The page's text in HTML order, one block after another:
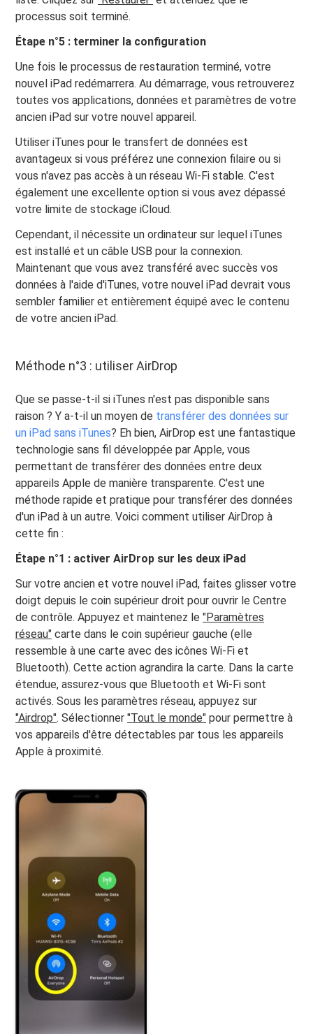
processus soit terminé.
Étape n°5 : terminer la configuration
Une fois le processus de restauration terminé, votre
nouvel iPad redémarrera. Au démarrage, vous retrouverez
toutes vos applications, données et paramètres de votre
ancien iPad sur votre nouvel appareil.
Utiliser iTunes pour le transfert de données est
avantageux si vous préférez une connexion filaire ou si
vous n'avez pas accès à un réseau Wi-Fi stable. C'est
également une excellente option si vous avez dépassé
votre limite de stockage iCloud.
Cependant, il nécessite un ordinateur sur lequel iTunes
est installé et un câble USB pour la connexion.
Maintenant que vous avez transféré avec succès vos
données à l'aide d'iTunes, votre nouvel iPad devrait vous
sembler familier et entièrement équipé avec le contenu
de votre ancien iPad.
Méthode n°3 : utiliser AirDrop
Que se passe-t-il si iTunes n'est pas disponible sans
raison ? Y a-t-il un moyen de transférer des données sur
un iPad sans iTunes? Eh bien, AirDrop est une fantastique
technologie sans fil développée par Apple, vous
permettant de transférer des données entre deux
appareils Apple de manière transparente. C'est une
méthode rapide et pratique pour transférer des données
d'un iPad à un autre. Voici comment utiliser AirDrop à
cette fin :
Étape n°1 : activer AirDrop sur les deux iPad
Sur votre ancien et votre nouvel iPad, faites glisser votre
doigt depuis le coin supérieur droit pour ouvrir le Centre
de contrôle. Appuyez et maintenez le"Paramètres
réseau" carte dans le coin supérieur gauche (elle
ressemble à une carte avec des icônes Wi-Fi et
Bluetooth). Cette action agrandira la carte. Dans la carte
étendue, assurez-vous que Bluetooth et Wi-Fi sont
activés. Sous les paramètres réseau, appuyez sur
"Airdrop". Sélectionner"Tout le monde" pour permettre à
vos appareils d'être détectables par tous les appareils
Apple à proximité.